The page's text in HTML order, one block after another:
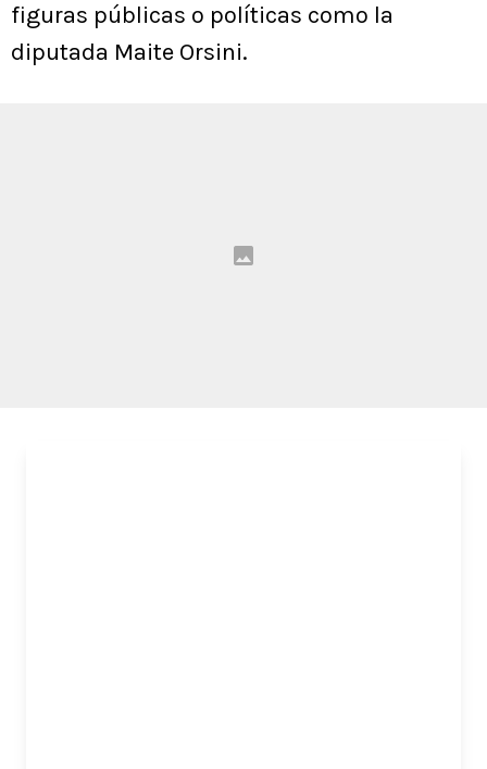
figuras públicas o políticas como la
diputada Maite Orsini.